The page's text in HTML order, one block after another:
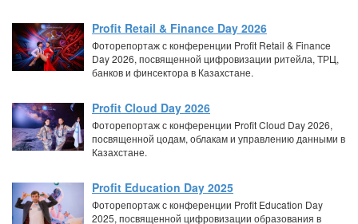
Profit Retail & Finance Day 2026
Фоторепортаж с конференции Profit Retail & Finance
Day 2026, посвященной цифровизации ритейла, ТРЦ,
банков и финсектора в Казахстане.
Profit Cloud Day 2026
Фоторепортаж с конференции Profit Cloud Day 2026,
посвященной цодам, облакам и управлению данными в
Казахстане.
Profit Education Day 2025
Фоторепортаж с конференции Profit Education Day
2025, посвященной цифровизации образования в